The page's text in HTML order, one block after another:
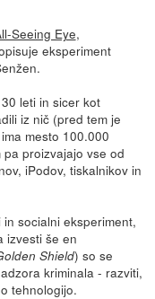
Seeing Eye,
eksperiment
leti in sicer kot
iz nič (pred tem je
mesto 100.000
proizvajajo vse od
iPodov, tiskalnikov in
socialni eksperiment,
izvesti še en
Shield) so se
kriminala - razviti,
tehnologijo.